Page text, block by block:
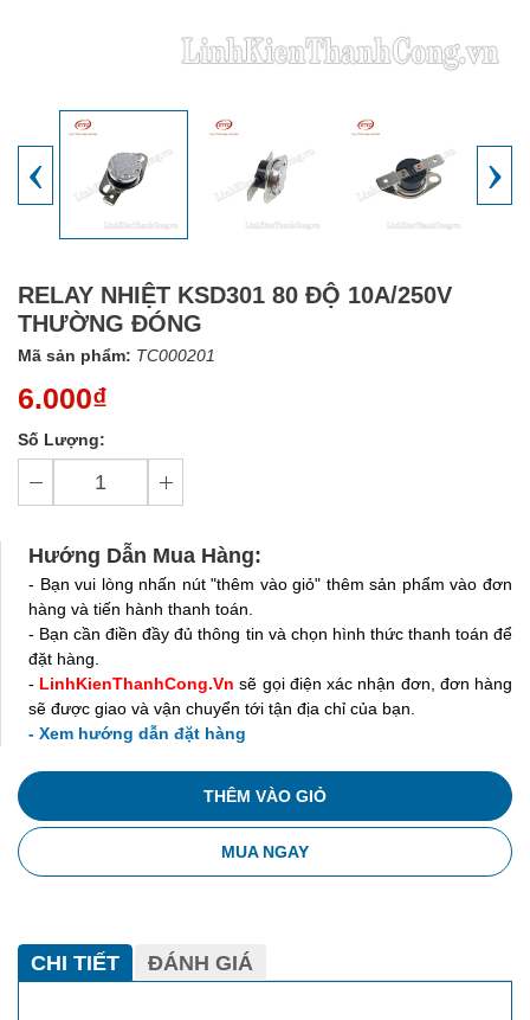
‹ ›
RELAY NHIỆT KSD301 80 ĐỘ 10A/250V
THƯỜNG ĐÓNG
Mã sản phẩm: TC000201
6.000₫
Số Lượng:
Hướng Dẫn Mua Hàng:
- Bạn vui lòng nhấn nút "thêm vào giỏ" thêm sản phẩm vào đơn
hàng và tiến hành thanh toán.
- Bạn cần điền đầy đủ thông tin và chọn hình thức thanh toán để
đặt hàng.
- LinhKienThanhCong.Vn sẽ gọi điện xác nhận đơn, đơn hàng
sẽ được giao và vận chuyển tới tận địa chỉ của bạn.
- Xem hướng dẫn đặt hàng
THÊM VÀO GIỎ
MUA NGAY
CHI TIẾT ĐÁNH GIÁ